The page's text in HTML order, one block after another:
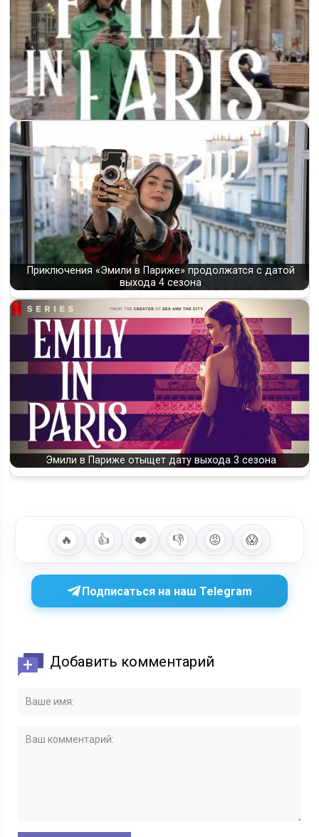
«Эмили в Париже», 6 сезон: подтверждён Netflix — когда
выйдет и что…
Приключения «Эмили в Париже» продолжатся с датой
выхода 4 сезона
Эмили в Париже отыщет дату выхода 3 сезона
🔥 👍 ❤️ 👎 😡 😱
Подписаться на наш Telegram
Добавить комментарий